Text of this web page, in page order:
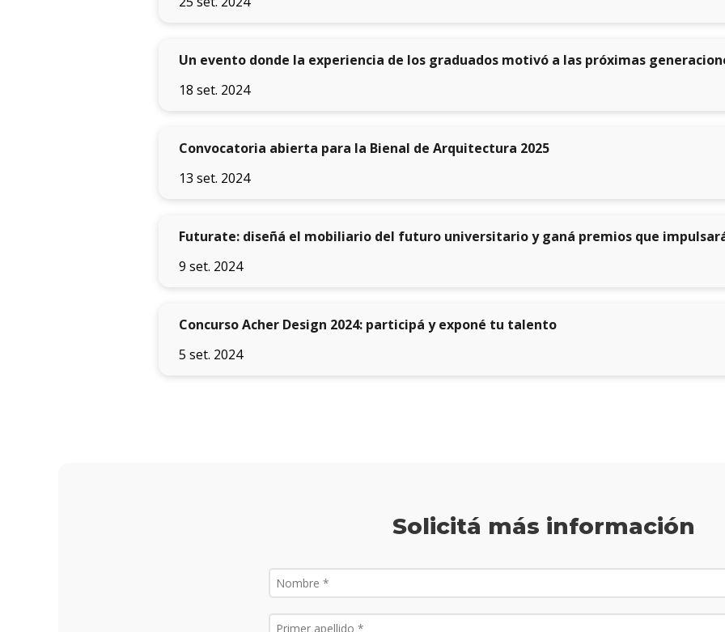
Un evento donde la experiencia de los graduados motivó a las próximas
18 set. 2024
Convocatoria abierta para la Bienal de Arquitectura 2025
13 set. 2024
Futurate: diseñá el mobiliario del futuro universitario y ganá premios que
9 set. 2024
Concurso Acher Design 2024: participá y exponé tu talento
5 set. 2024
Solicitá más información